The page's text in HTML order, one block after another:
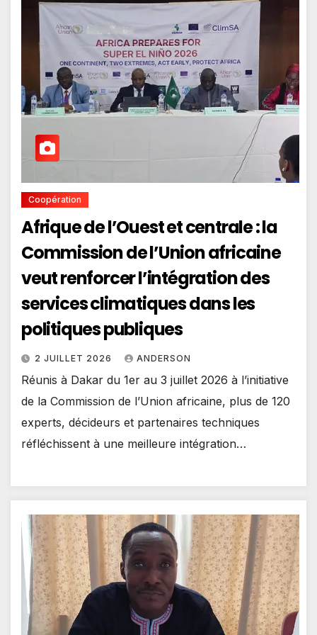
Coopération
Afrique de l’Ouest et centrale : la
Commission de l’Union africaine
veut renforcer l’intégration des
services climatiques dans les
politiques publiques
2 JUILLET 2026 ANDERSON
Réunis à Dakar du 1er au 3 juillet 2026 à l’initiative
de la Commission de l’Union africaine, plus de 120
experts, décideurs et partenaires techniques
réfléchissent à une meilleure intégration…